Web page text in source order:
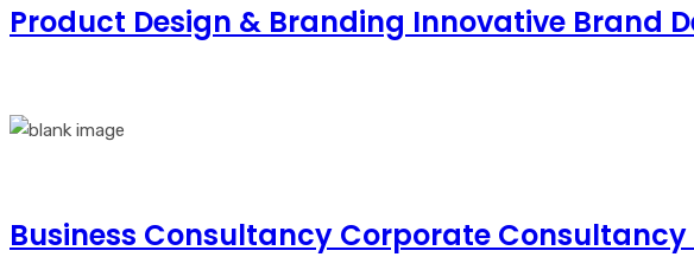
Product Design & Branding Innovative Brand
Business Consultancy Corporate Consultancy